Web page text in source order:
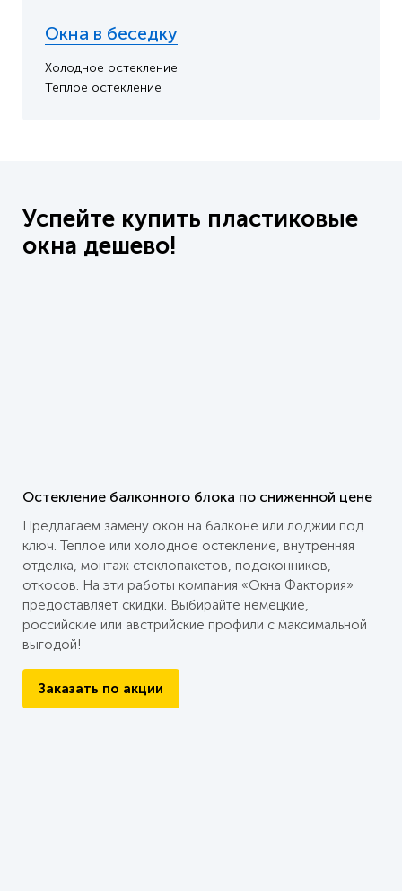
Окна в беседку
Холодное остекление
Теплое остекление
Успейте купить пластиковые
окна дешево!
Остекление балконного блока по сниженной цене
Предлагаем замену окон на балконе или лоджии под
ключ. Теплое или холодное остекление, внутренняя
отделка, монтаж стеклопакетов, подоконников,
откосов. На эти работы компания «Окна Фактория»
предоставляет скидки. Выбирайте немецкие,
российские или австрийские профили с максимальной
выгодой!
Заказать по акции